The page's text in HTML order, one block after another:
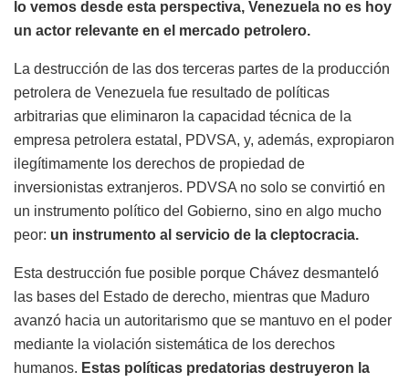
lo vemos desde esta perspectiva, Venezuela no es hoy
un actor relevante en el mercado petrolero.
La destrucción de las dos terceras partes de la producción
petrolera de Venezuela fue resultado de políticas
arbitrarias que eliminaron la capacidad técnica de la
empresa petrolera estatal, PDVSA, y, además, expropiaron
ilegítimamente los derechos de propiedad de
inversionistas extranjeros. PDVSA no solo se convirtió en
un instrumento político del Gobierno, sino en algo mucho
peor: un instrumento al servicio de la cleptocracia.
Esta destrucción fue posible porque Chávez desmanteló
las bases del Estado de derecho, mientras que Maduro
avanzó hacia un autoritarismo que se mantuvo en el poder
mediante la violación sistemática de los derechos
humanos. Estas políticas predatorias destruyeron la